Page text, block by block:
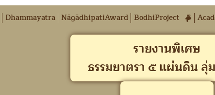
Dhammayatra NāgādhipatiAward BodhiProject
รายงานพิเศษ
ธรรมยาตรา ๕ แผ่นดิน ลุ่